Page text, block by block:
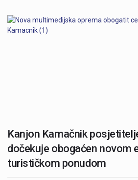
Kanjon Kamačnik
dočekuje obogaćen novom
turističkom ponudom